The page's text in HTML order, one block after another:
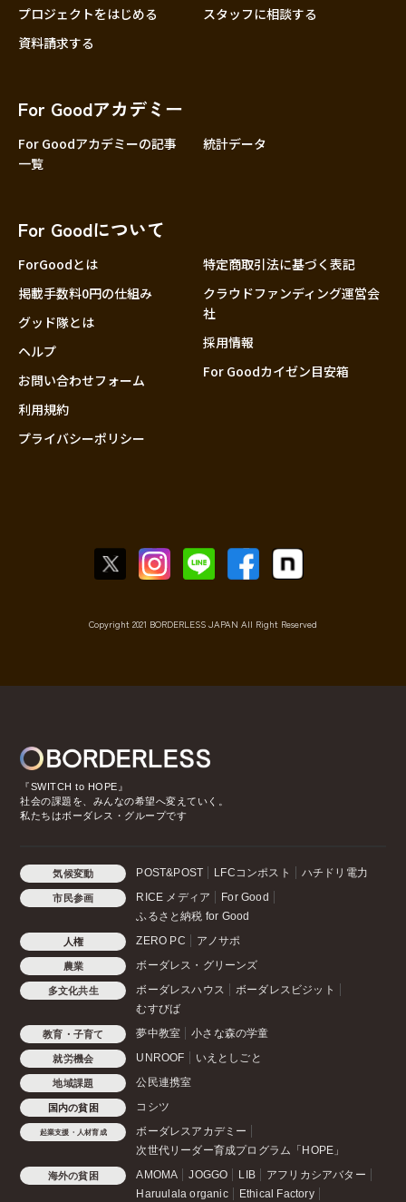
プロジェクトをはじめる
スタッフに相談する
資料請求する
For Goodアカデミー
For Goodアカデミーの記事
一覧
統計データ
For Goodについて
ForGoodとは
掲載手数料0円の仕組み
グッド隊とは
ヘルプ
お問い合わせフォーム
利用規約
プライバシーポリシー
特定商取引法に基づく表記
クラウドファンディング運営会
社
採用情報
For Goodカイゼン目安箱
Copyright 2021 BORDERLESS JAPAN All Right Reserved
『SWITCH to HOPE』
社会の課題を、みんなの希望へ変えていく。
私たちはボーダレス・グループです
気候変動 POST&POST LFCコンポスト ハチドリ電力
市民参画 RICE メディア
For Good
ふるさと納税 for Good
人権 ZERO PC アノサポ
農業 ボーダレス・グリーンズ
多文化共生 ボーダレスハウス
ボーダレスビジット
むすびば
教育・子育て 夢中教室 小さな森の学童
就労機会 UNROOF いえとしごと
地域課題 公民連携室
国内の貧困 コシツ
起業支援・人材育成
ボーダレスアカデミー
次世代リーダー育成プログラム「HOPE」
海外の貧困 AMOMA JOGGO LIB
アフリカシアバター
Haruulala organic
Ethical Factory